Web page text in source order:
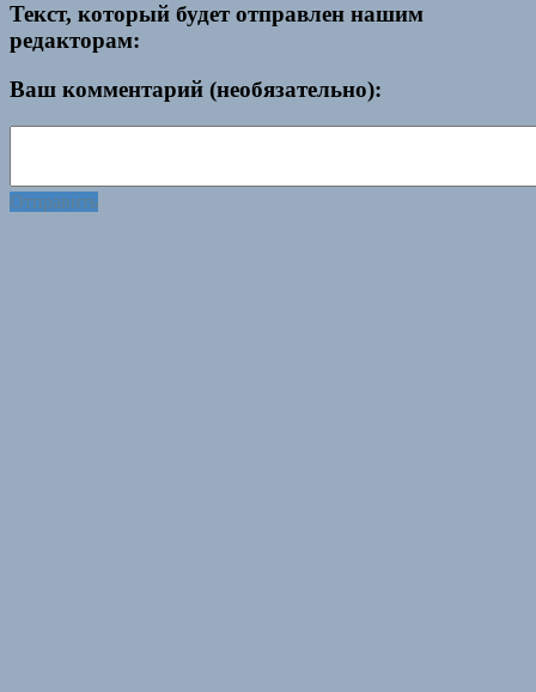
Текст, который будет отправлен нашим
редакторам:
Ваш комментарий (необязательно):
Отправить